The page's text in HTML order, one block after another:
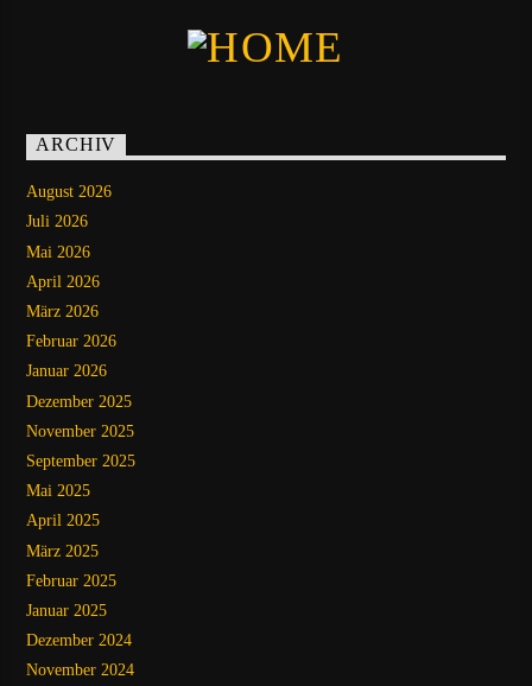
ARCHIV
August 2026
Juli 2026
Mai 2026
April 2026
März 2026
Februar 2026
Januar 2026
Dezember 2025
November 2025
September 2025
Mai 2025
April 2025
März 2025
Februar 2025
Januar 2025
Dezember 2024
November 2024